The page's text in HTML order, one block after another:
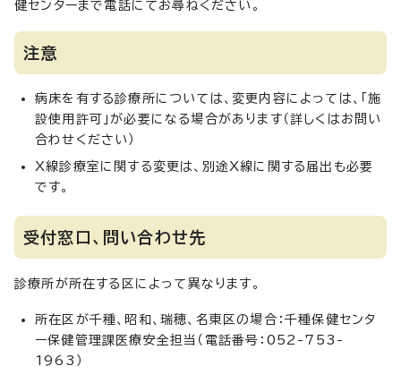
健センターまで電話にてお尋ねください。
注意
病床を有する診療所については、変更内容によっては、「施
設使用許可」が必要になる場合があります（詳しくはお問い
合わせください）
X線診療室に関する変更は、別途X線に関する届出も必要
です。
受付窓口、問い合わせ先
診療所が所在する区によって異なります。
所在区が千種、昭和、瑞穂、名東区の場合：千種保健センタ
ー保健管理課医療安全担当（電話番号：052-753-
1963）